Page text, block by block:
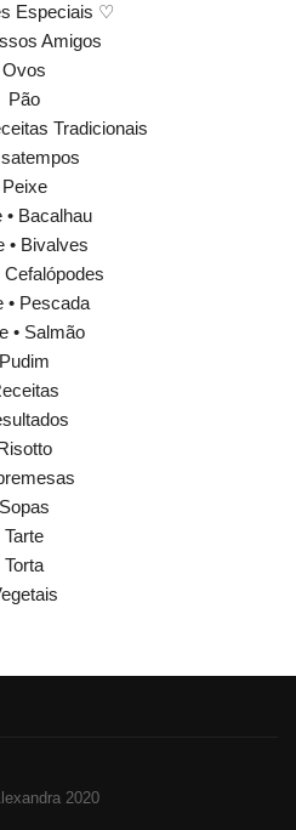
Especiais ♡
Amigos
Ovos
Pão
Tradicionais
Peixe
• Bacalhau
• Bivalves
Cefalópodes
• Pescada
• Salmão
Pudim
Sopas
Tarte
Torta
2020